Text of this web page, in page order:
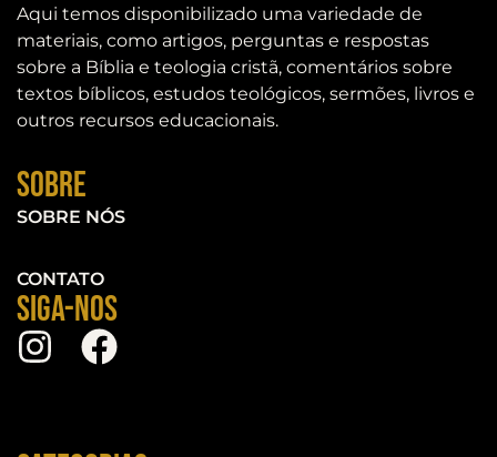
Aqui temos disponibilizado uma variedade de
materiais, como artigos, perguntas e respostas
sobre a Bíblia e teologia cristã, comentários sobre
textos bíblicos, estudos teológicos, sermões, livros e
outros recursos educacionais.
Sobre
SOBRE NÓS
CONTATO
Siga-nos